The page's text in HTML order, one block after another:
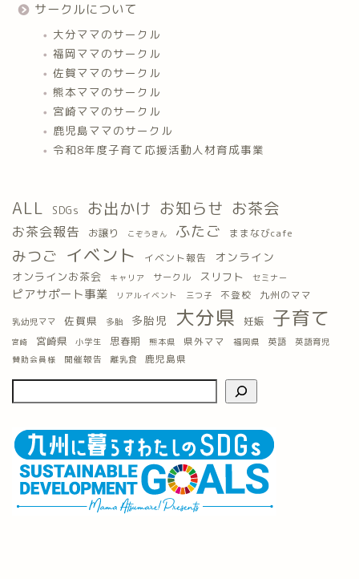
サークルについて
大分ママのサークル
福岡ママのサークル
佐賀ママのサークル
熊本ママのサークル
宮崎ママのサークル
鹿児島ママのサークル
令和8年度子育て応援活動人材育成事業
ALL SDGs お出かけ お知らせ お茶会
お茶会報告 お譲り こぞうきん ふたご ままなびcafe
みつご イベント イベント報告 オンライン
オンラインお茶会 キャリア サークル スリフト セミナー
ピアサポート事業 リアルイベント 三つ子 不登校 九州のママ
乳幼児ママ 佐賀県 多胎 多胎児 大分県 妊娠 子育て
宮崎 宮崎県 小学生 思春期 熊本県 県外ママ 福岡県 英語 英語育児
賛助会員様 開催報告 離乳食 鹿児島県